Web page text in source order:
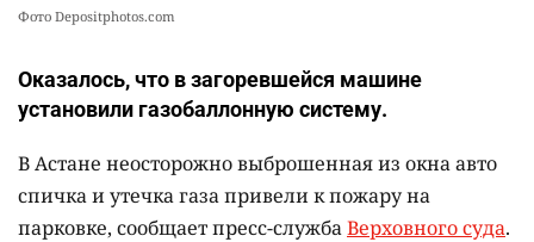
Фото Depositphotos.com
Оказалось, что в загоревшейся машине
установили газобаллонную систему.
В Астане неосторожно выброшенная из окна авто
спичка и утечка газа привели к пожару на
парковке, сообщает пресс-службаВерховного суда.